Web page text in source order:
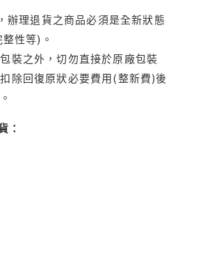
理退貨之商品必須是全新狀態
性等)。
裝之外，切勿直接於原廠包裝
除回復原狀必要費用(整新費)後
：